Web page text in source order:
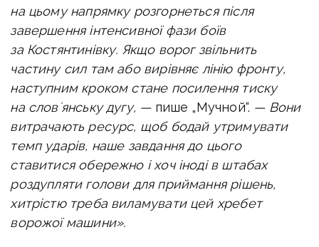
на цьому напрямку розгорнеться після
завершення інтенсивної фази боїв
за Костянтинівку. Якщо ворог звільнить
частину сил там або вирівняє лінію фронту,
наступним кроком стане посилення тиску
на словʼянську дугу, —пише „Мучной“. — Вони
витрачають ресурс, щоб бодай утримувати
темп ударів, наше завдання до цього
ставитися обережно і хоч іноді в штабах
роздупляти голови для приймання рішень,
хитрістю треба виламувати цей хребет
ворожої машини».